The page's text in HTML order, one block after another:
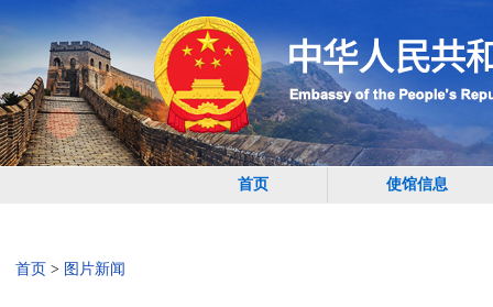
首页 使馆信息
首页 > 图片新闻